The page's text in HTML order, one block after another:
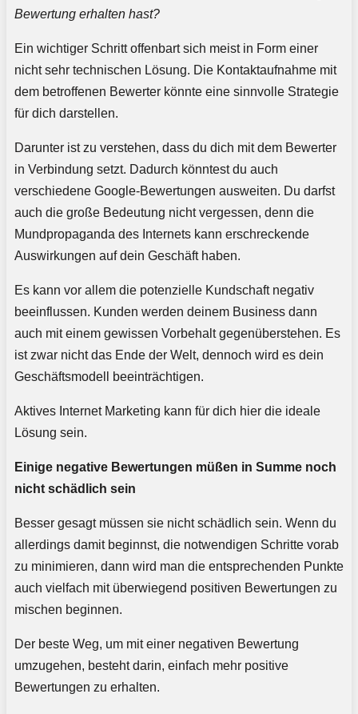
Bewertung erhalten hast?
Ein wichtiger Schritt offenbart sich meist in Form einer
nicht sehr technischen Lösung. Die Kontaktaufnahme mit
dem betroffenen Bewerter könnte eine sinnvolle Strategie
für dich darstellen.
Darunter ist zu verstehen, dass du dich mit dem Bewerter
in Verbindung setzt. Dadurch könntest du auch
verschiedene Google-Bewertungen ausweiten. Du darfst
auch die große Bedeutung nicht vergessen, denn die
Mundpropaganda des Internets kann erschreckende
Auswirkungen auf dein Geschäft haben.
Es kann vor allem die potenzielle Kundschaft negativ
beeinflussen. Kunden werden deinem Business dann
auch mit einem gewissen Vorbehalt gegenüberstehen. Es
ist zwar nicht das Ende der Welt, dennoch wird es dein
Geschäftsmodell beeinträchtigen.
Aktives Internet Marketing kann für dich hier die ideale
Lösung sein.
Einige negative Bewertungen müßen in Summe noch
nicht schädlich sein
Besser gesagt müssen sie nicht schädlich sein. Wenn du
allerdings damit beginnst, die notwendigen Schritte vorab
zu minimieren, dann wird man die entsprechenden Punkte
auch vielfach mit überwiegend positiven Bewertungen zu
mischen beginnen.
Der beste Weg, um mit einer negativen Bewertung
umzugehen, besteht darin, einfach mehr positive
Bewertungen zu erhalten.